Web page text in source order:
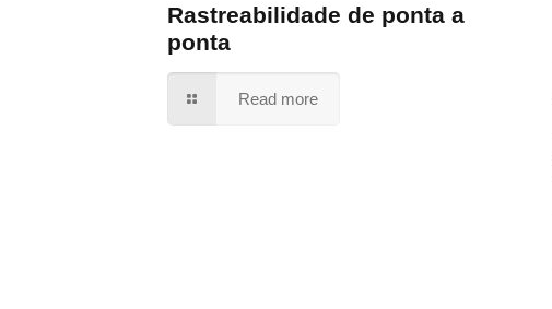
Rastreabilidade de ponta a
ponta
Read more